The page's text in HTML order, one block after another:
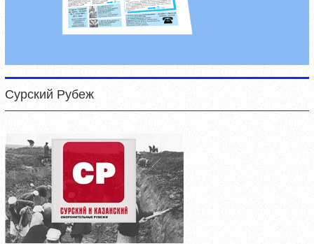
Сурский Рубеж